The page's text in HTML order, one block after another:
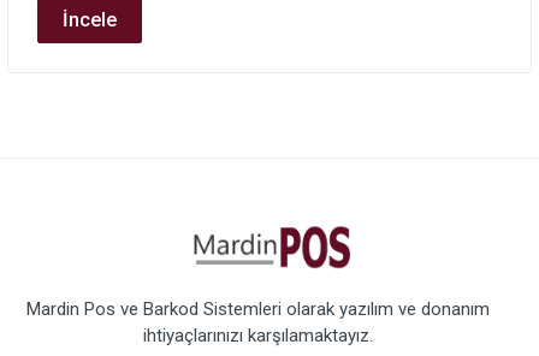
İncele
Mardin Pos ve Barkod Sistemleri olarak yazılım ve donanım
ihtiyaçlarınızı karşılamaktayız.